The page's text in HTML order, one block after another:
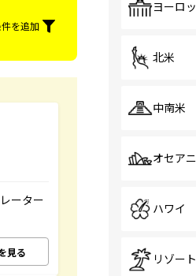
を追加
ーター
見る
ヨーロ
北米
中南米
オセア
ハワイ
リゾート